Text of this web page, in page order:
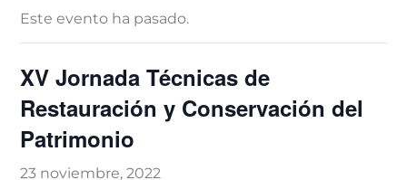
Este evento ha pasado.
XV Jornada Técnicas de
Restauración y Conservación del
Patrimonio
23 noviembre, 2022